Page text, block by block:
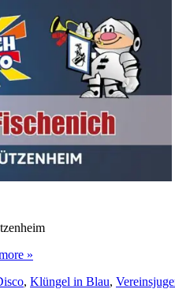
»
, Klüngel in Blau,